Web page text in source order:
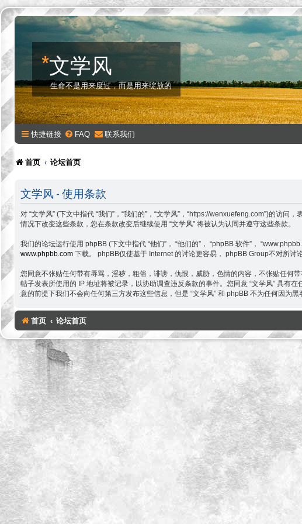
*文学风
生命不是用来度过，而是用来绽放的
快捷链接 FAQ 联系我们
首页 论坛首页
文学风 - 使用条款
对 “文学风” (下文中指代 “我们”，“我们的”，“文学风”，“https://wenxuefeng.com”)的访
情况下改变这些条款，您在条款改变后继续使用 “文学风” 将被认为认同并遵守这些条款。
我们的论坛运行使用 phpBB (下文中指代 “他们”， “他们的”， “phpBB 软件”，
www.phpbb.com 下载。 phpBB仅使基于 Internet 的讨论更容易， phpBB Group不对所
您同意不张贴任何带有辱骂，淫秽，粗俗，诽谤，仇恨，威胁，色情的内容，不张贴任何
帖子发表所使用的 IP 地址将被记录，以协助调查违反条款的事件。您同意 “文学风” 具有
意的前提下我们不会向任何第三方发布这些信息，但是 “文学风” 和 phpBB 不为任何因为
首页 论坛首页